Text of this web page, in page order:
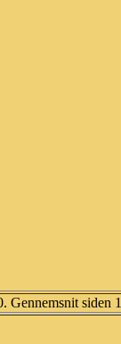
Gennemsnit siden